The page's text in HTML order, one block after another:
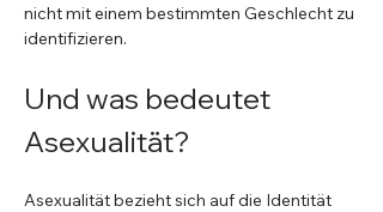
nicht mit einem bestimmten Geschlecht zu
identifizieren.
Und was bedeutet
Asexualität?
Asexualität bezieht sich auf die Identität